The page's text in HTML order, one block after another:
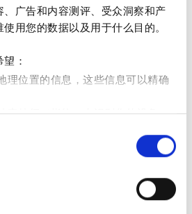
、广告和内容测评、受众洞察和产
用您的数据以及用于什么目的。
：
理位置的信息，这些信息可以精确
定特征（指纹）来识别您的设备
的个人数据如何处理的更多信息，
随时从Cookie声明中更改或撤回
作贴合用户需求的内容与广告、提供